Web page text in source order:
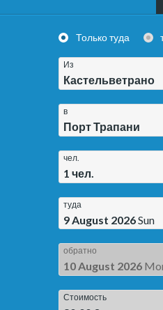
Только туда
Из
Кастельветрано
в
Порт Трапани
чел.
1 чел.
туда
9 August 2026Sun
обратно
10 August 2026
Стоимость